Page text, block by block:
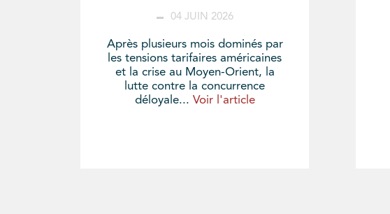
04 JUIN 2026
Après plusieurs mois dominés par
les tensions tarifaires américaines
et la crise au Moyen-Orient, la
lutte contre la concurrence
déloyale... Voir l'article